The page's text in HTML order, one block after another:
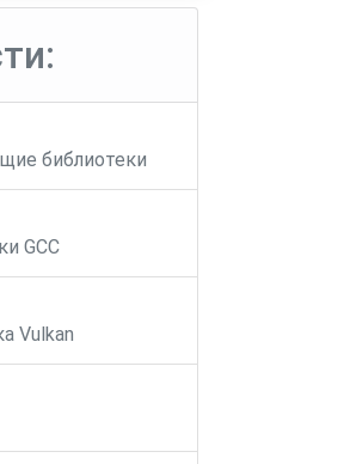
библиотеки
GCC
Vulkan